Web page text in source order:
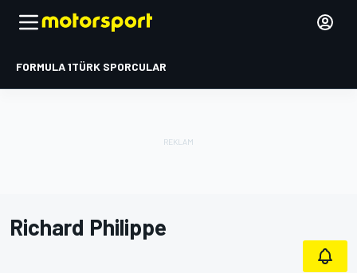
FORMULA 1TÜRK SPORCULAR
Richard Philippe